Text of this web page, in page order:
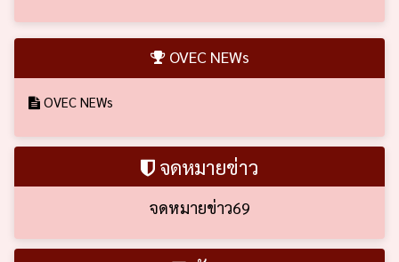
OVEC NEWs
OVEC NEWs
จดหมายข่าว
จดหมายข่าว69